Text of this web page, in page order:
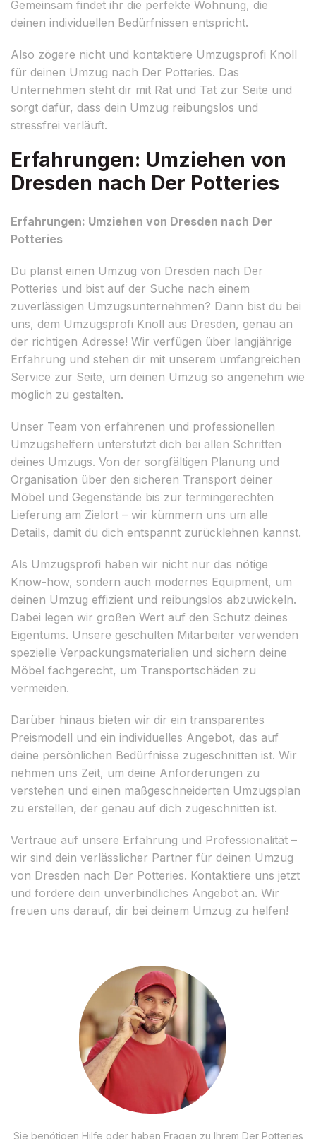
Gemeinsam findet ihr die perfekte Wohnung, die
deinen individuellen Bedürfnissen entspricht.
Also zögere nicht und kontaktiere Umzugsprofi Knoll
für deinen Umzug nach Der Potteries. Das
Unternehmen steht dir mit Rat und Tat zur Seite und
sorgt dafür, dass dein Umzug reibungslos und
stressfrei verläuft.
Erfahrungen: Umziehen von
Dresden nach Der Potteries
Erfahrungen: Umziehen von Dresden nach Der
Potteries
Du planst einen Umzug von Dresden nach Der
Potteries und bist auf der Suche nach einem
zuverlässigen Umzugsunternehmen? Dann bist du bei
uns, dem Umzugsprofi Knoll aus Dresden, genau an
der richtigen Adresse! Wir verfügen über langjährige
Erfahrung und stehen dir mit unserem umfangreichen
Service zur Seite, um deinen Umzug so angenehm wie
möglich zu gestalten.
Unser Team von erfahrenen und professionellen
Umzugshelfern unterstützt dich bei allen Schritten
deines Umzugs. Von der sorgfältigen Planung und
Organisation über den sicheren Transport deiner
Möbel und Gegenstände bis zur termingerechten
Lieferung am Zielort – wir kümmern uns um alle
Details, damit du dich entspannt zurücklehnen kannst.
Als Umzugsprofi haben wir nicht nur das nötige
Know-how, sondern auch modernes Equipment, um
deinen Umzug effizient und reibungslos abzuwickeln.
Dabei legen wir großen Wert auf den Schutz deines
Eigentums. Unsere geschulten Mitarbeiter verwenden
spezielle Verpackungsmaterialien und sichern deine
Möbel fachgerecht, um Transportschäden zu
vermeiden.
Darüber hinaus bieten wir dir ein transparentes
Preismodell und ein individuelles Angebot, das auf
deine persönlichen Bedürfnisse zugeschnitten ist. Wir
nehmen uns Zeit, um deine Anforderungen zu
verstehen und einen maßgeschneiderten Umzugsplan
zu erstellen, der genau auf dich zugeschnitten ist.
Vertraue auf unsere Erfahrung und Professionalität –
wir sind dein verlässlicher Partner für deinen Umzug
von Dresden nach Der Potteries. Kontaktiere uns jetzt
und fordere dein unverbindliches Angebot an. Wir
freuen uns darauf, dir bei deinem Umzug zu helfen!
Sie benötigen Hilfe oder haben Fragen zu Ihrem Der Potteries